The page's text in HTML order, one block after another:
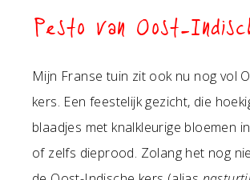
Pesto van Oost-
Mijn Franse tuin zit ook nu nog vol
kers. Een feestelijk gezicht, die
blaadjes met knalkleurige bloemen
of zelfs dieprood. Zolang het nog